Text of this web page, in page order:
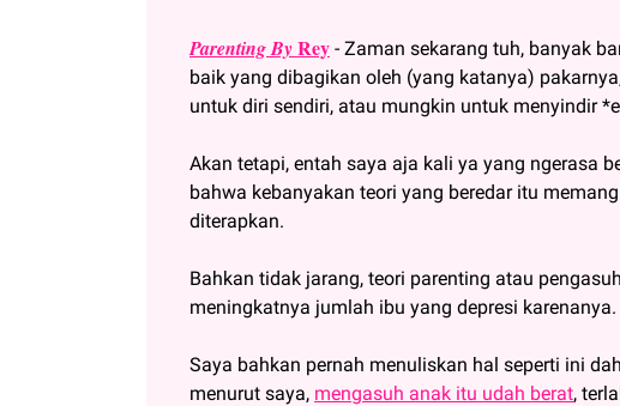
Parenting ByRey - Zaman sekarang tuh, banyak
baik yang dibagikan oleh (yang katanya)
untuk diri sendiri, atau mungkin untuk menyindir
Akan tetapi, entah saya aja kali ya yang ngerasa
bahwa kebanyakan teori yang beredar itu
diterapkan.
Bahkan tidak jarang, teori parenting atau
meningkatnya jumlah ibu yang depresi karenanya.
Saya bahkan pernah menuliskan hal seperti ini
menurut saya, mengasuh anak itu udah berat,